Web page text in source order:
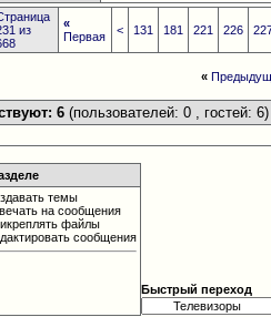
из
«
Первая
< 131 181 221 226
«
6 (пользователей: 0 , гостей: 6)
темы
на сообщения
файлы
сообщения
Быстрый переход